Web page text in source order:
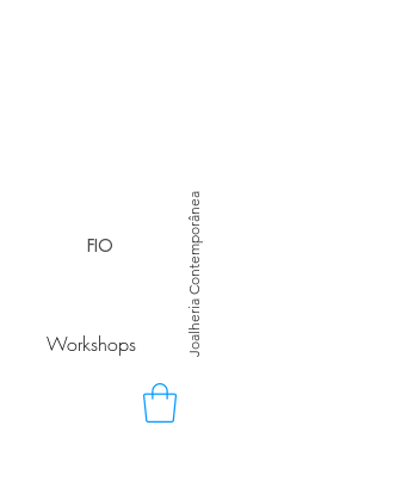
Joalheria Contemporânea
FIO
Workshops